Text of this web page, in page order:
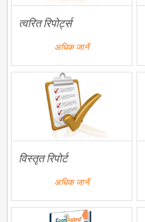
त्वरित रिपोर्ट्स
अधिक जानें
विस्तृत रिपोर्ट
अधिक जानें